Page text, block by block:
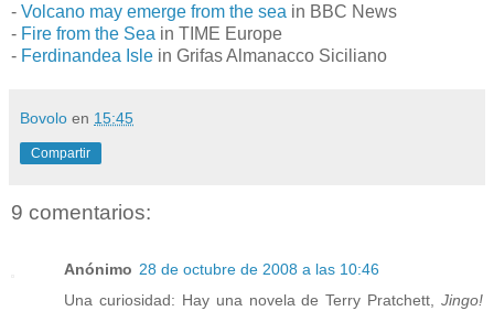
- Volcano may emerge from the sea in BBC News
- Fire from the Sea in TIME Europe
- Ferdinandea Isle in Grifas Almanacco Siciliano
Bovolo en 15:45
Compartir
9 comentarios:
Anónimo 28 de octubre de 2008 a las 10:46
Una curiosidad: Hay una novela de Terry Pratchett, Jingo!